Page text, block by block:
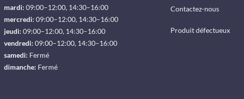
mardi: 09:00–12:00, 14:30–16:00
mercredi: 09:00–12:00, 14:30–16:00
jeudi: 09:00–12:00, 14:30–16:00
vendredi: 09:00–12:00, 14:30–16:00
samedi: Fermé
dimanche: Fermé
Contactez-nous
Produit défectueux